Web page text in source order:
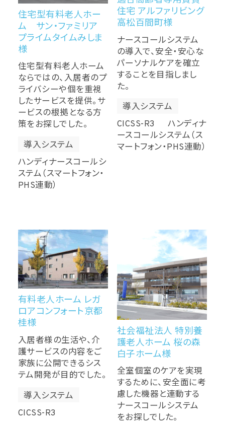
住宅型有料老人ホー
ム サン・ファミリア
プライムタイムみしま
様
住宅型有料老人ホーム
ならではの、入居者のプ
ライバシーや個を重視
したサービスを提供。サ
ービスの根拠となる方
策をお探しでした。
導入システム
ハンディナースコールシ
ステム（スマートフォン・
PHS連動）
住宅 アルファリビング
高松百間町様
ナースコールシステム
の導入で、安全・安心な
パーソナルケアを確立
することを目指しまし
た。
導入システム
CICSS-R3 ハンディナ
ースコールシステム（ス
マートフォン・PHS連動）
有料老人ホーム レガ
ロアコンフォート京都
桂様
入居者様の生活や、介
護サービスの内容をご
家族に公開できるシス
テム開発が目的でした。
導入システム
CICSS-R3
社会福祉法人 特別養
護老人ホーム 桜の森
白子ホーム様
全室個室のケアを実現
するために、安全面に考
慮した機器と連動する
ナースコールシステム
をお探しでした。